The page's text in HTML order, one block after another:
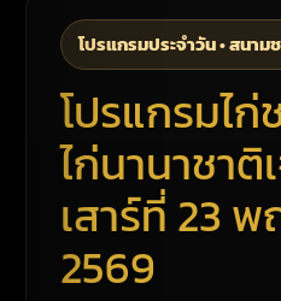
โปรแกรมประจำวัน • สนาม
โปรแกรมไ
ไก่นานาชาติ
เสาร์ที่ 23
2569